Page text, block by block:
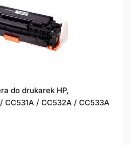
do drukarek HP,
/ CC532A / CC533A